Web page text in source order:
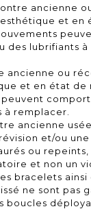
ancienne
et en
des lubrifiants à
ancienne ou
et en état de
à remplacer.
ancienne
et/ou une
ou
et non un
bracelets
ne sont pas
boucles